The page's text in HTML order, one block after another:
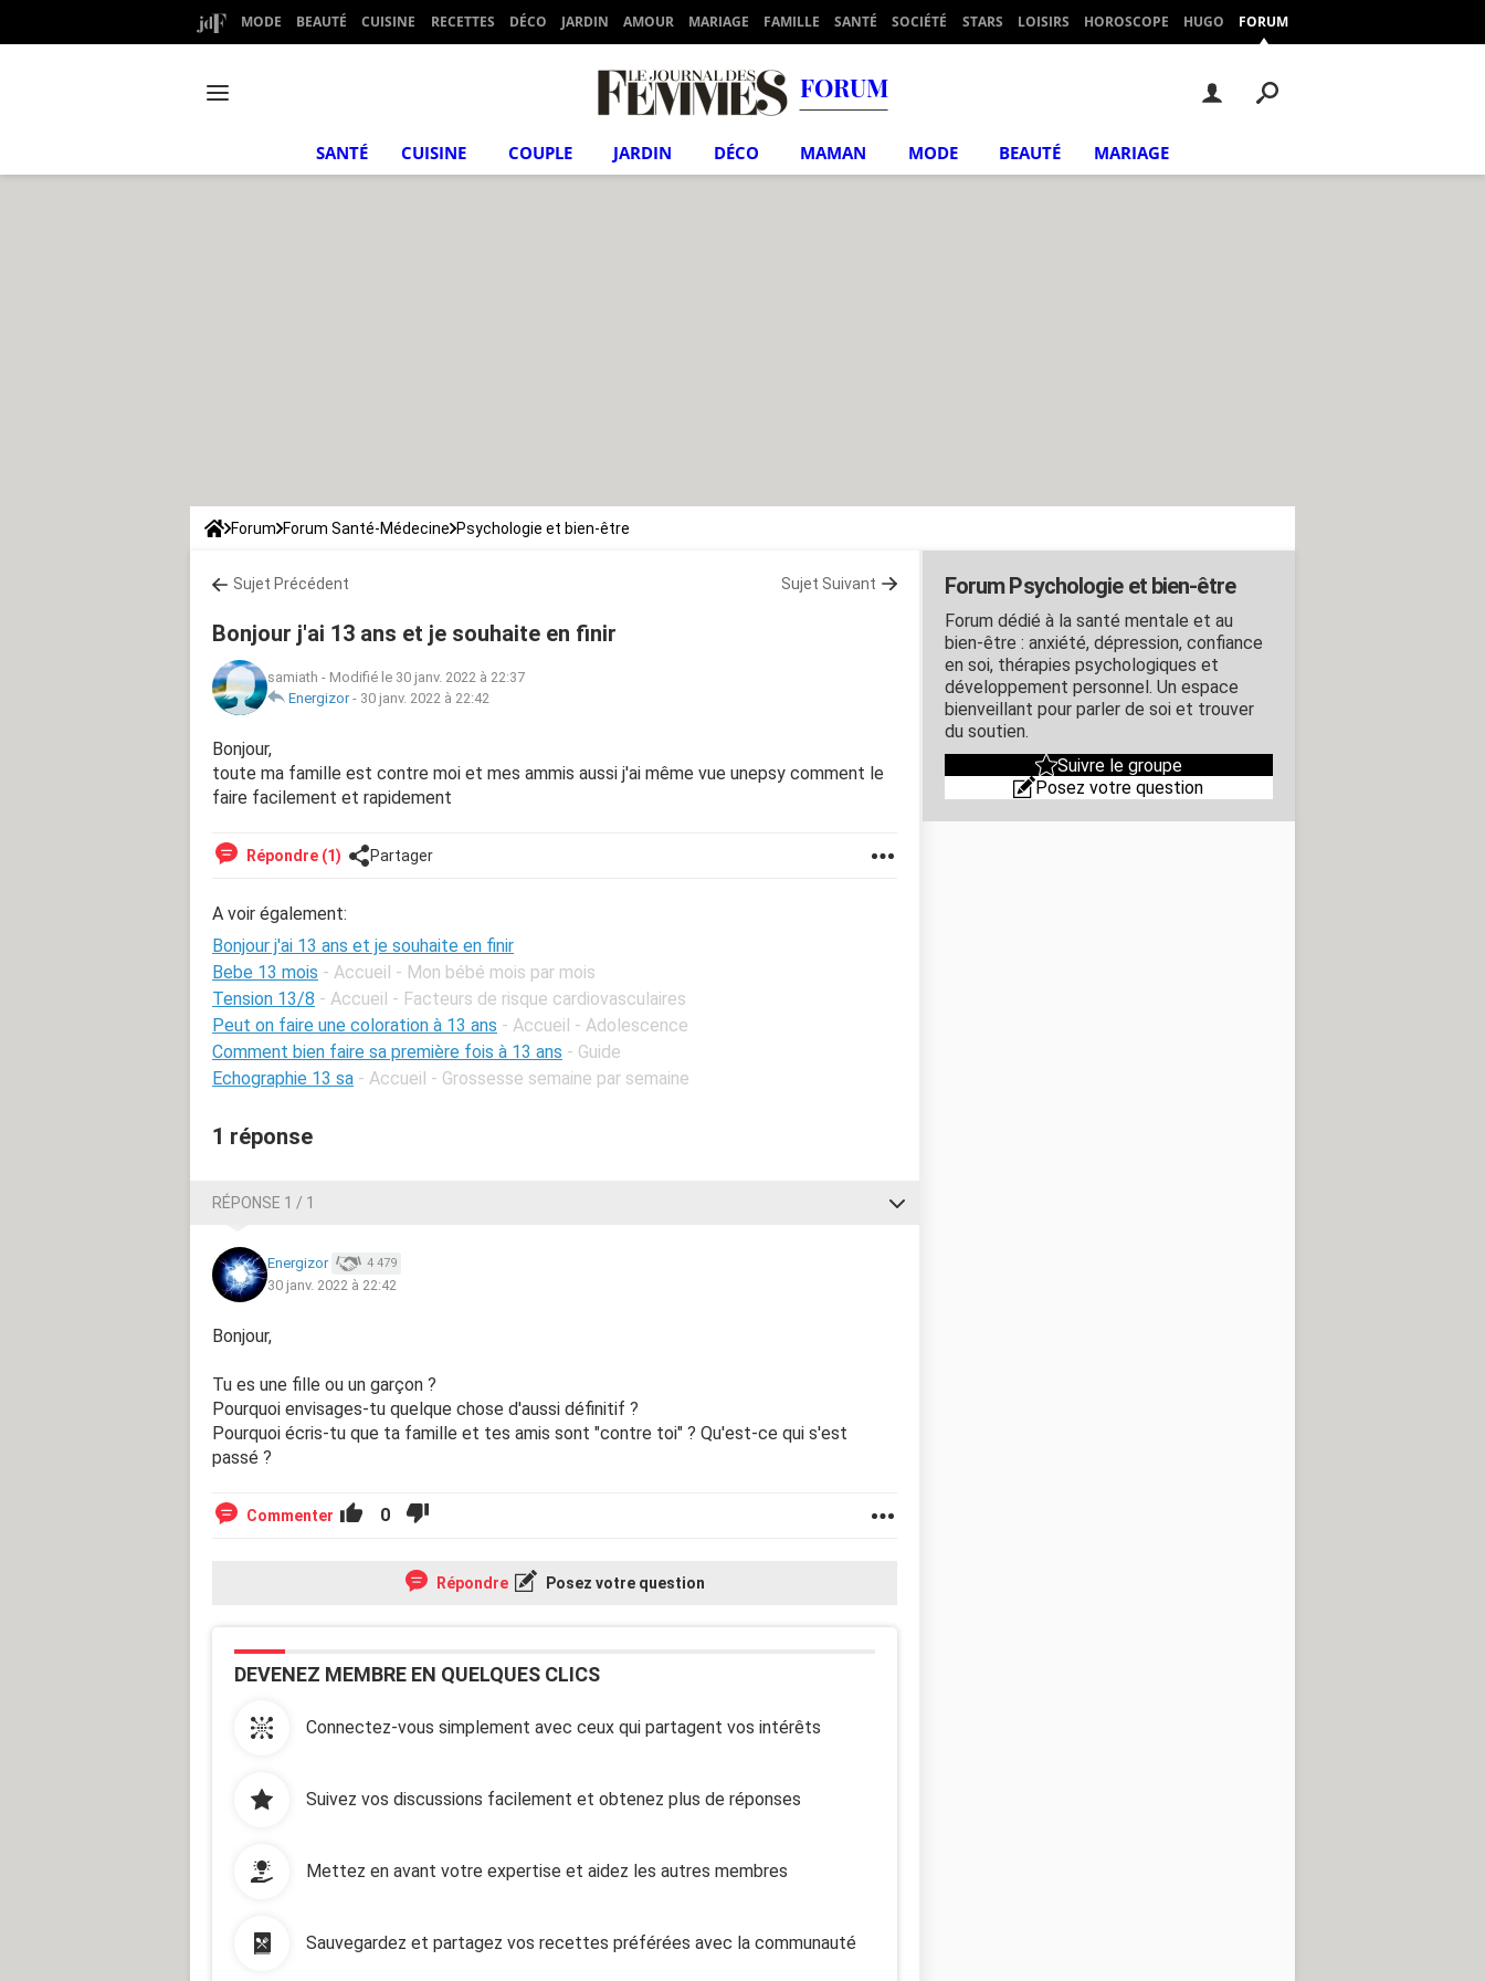
MODE BEAUTÉ CUISINE RECETTES DÉCO JARDIN AMOUR MARIAGE FAMILLE SANTÉ SOCIÉTÉ STARS LOISIRS HOROSCOPE HUGO FORUM
FORUM
SANTÉ CUISINE COUPLE JARDIN DÉCO MAMAN MODE BEAUTÉ MARIAGE
Forum Forum Santé-Médecine Psychologie et bien-être
Sujet Précédent Sujet Suivant
Bonjour j'ai 13 ans et je souhaite en finir
samiath - Modifié le 30 janv. 2022 à 22:37
Energizor- 30 janv. 2022 à 22:42
Bonjour,
toute ma famille est contre moi et mes ammis aussi j'ai même vue unepsy comment le
faire facilement et rapidement
Répondre (1) Partager
A voir également:
Bonjour j'ai 13 ans et je souhaite en finir
Bebe 13 mois - Accueil - Mon bébé mois par mois
Tension 13/8 - Accueil - Facteurs de risque cardiovasculaires
Peut on faire une coloration à 13 ans - Accueil - Adolescence
Comment bien faire sa première fois à 13 ans - Guide
Echographie 13 sa - Accueil - Grossesse semaine par semaine
1 réponse
RÉPONSE 1 / 1
Energizor 4 479
30 janv. 2022 à 22:42
Bonjour,
Tu es une fille ou un garçon ?
Pourquoi envisages-tu quelque chose d'aussi définitif ?
Pourquoi écris-tu que ta famille et tes amis sont "contre toi" ? Qu'est-ce qui s'est
passé ?
Commenter 0
Répondre Posez votre question
DEVENEZ MEMBRE EN QUELQUES CLICS
Connectez-vous simplement avec ceux qui partagent vos intérêts
Suivez vos discussions facilement et obtenez plus de réponses
Mettez en avant votre expertise et aidez les autres membres
Sauvegardez et partagez vos recettes préférées avec la communauté
Forum Psychologie et bien-être
Forum dédié à la santé mentale et au
bien-être : anxiété, dépression, confiance
en soi, thérapies psychologiques et
développement personnel. Un espace
bienveillant pour parler de soi et trouver
du soutien.
Suivre le groupe
Posez votre question